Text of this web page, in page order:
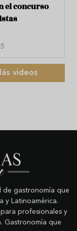
el concurso
videos
de gastronomía que
y Latinoamérica.
profesionales y
Gastronomía que